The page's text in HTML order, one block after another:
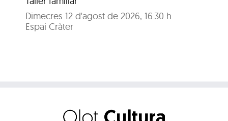
Dimecres 12 d'agost de 2026, 16.30 h
Espai Cràter